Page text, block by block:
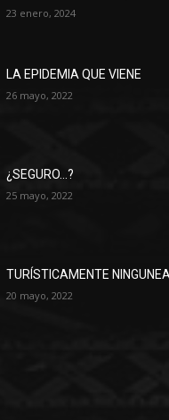
23 enero, 2024
LA EPIDEMIA QUE VIENE
26 mayo, 2022
¿SEGURO…?
25 mayo, 2022
TURÍSTICAMENTE
20 mayo, 2022